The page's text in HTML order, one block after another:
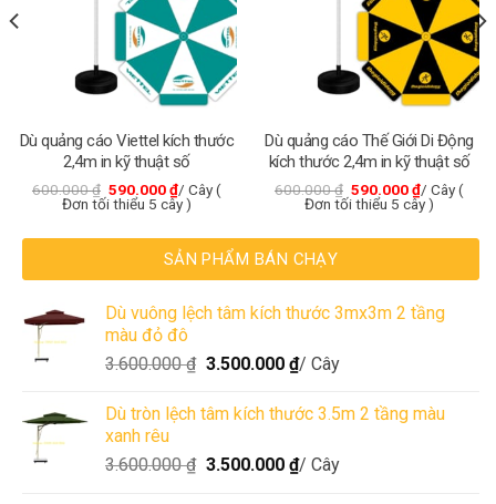
Dù quảng cáo Viettel kích thước
2,4m in kỹ thuật số
600.000₫ 590.000₫/ Cây (
Đơn tối thiểu 5 cây )
Dù quảng cáo Thế Giới Di Động
kích thước 2,4m in kỹ thuật số
600.000₫ 590.000₫/ Cây (
Đơn tối thiểu 5 cây )
SẢN PHẨM BÁN CHẠY
Dù vuông lệch tâm kích thước 3mx3m 2 tầng
màu đỏ đô
3.600.000₫ 3.500.000 ₫/ Cây
Dù tròn lệch tâm kích thước 3.5m 2 tầng màu
xanh rêu
3.600.000₫ 3.500.000 ₫/ Cây